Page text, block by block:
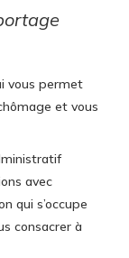
vous permet
et vous
avec
qui s’occupe
consacrer à